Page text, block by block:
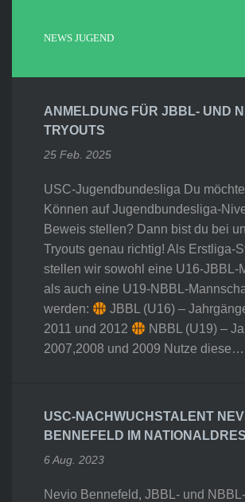
NEWS JUGEND
ANMELDUNG FÜR JBBL- UND
TRYOUTS
25 Feb. 2025
USC-Jugendbundesliga Du
Können auf Jugendbundesliga-
Beweis stellen? Dann bist du bei
Tryouts genau richtig! Als Erstliga-
stellen wir sowohl eine U16-JBBL-
als auch eine U19-NBBL-
werden:
JBBL (U16) –
2011 und 2012
NBBL (U19) –
2007,2008 und 2009 Nutze diese…
USC-NACHWUCHSTALENT
BENNEFELD IM
6 Aug. 2023
Nevio Bennefeld, JBBL- und